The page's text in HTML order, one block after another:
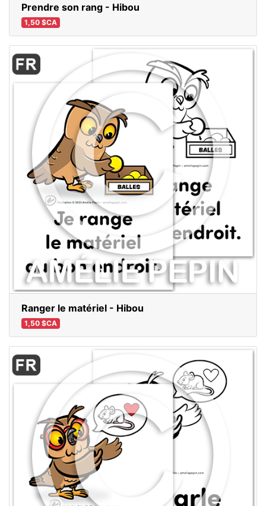
Prendre son rang - Hibou
1,50 $CA
Ranger le matériel - Hibou
1,50 $CA